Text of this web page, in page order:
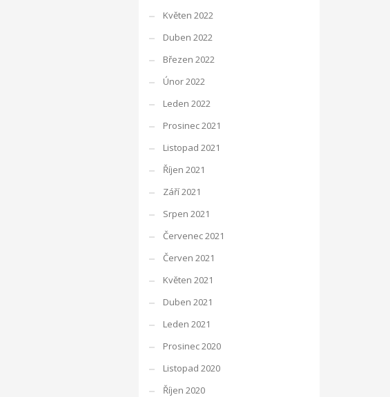
Květen 2022
Duben 2022
Březen 2022
Únor 2022
Leden 2022
Prosinec 2021
Listopad 2021
Říjen 2021
Září 2021
Srpen 2021
Červenec 2021
Červen 2021
Květen 2021
Duben 2021
Leden 2021
Prosinec 2020
Listopad 2020
Říjen 2020